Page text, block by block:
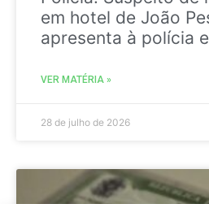
em hotel de João
apresenta à polícia
VER MATÉRIA »
28 de julho de 2026